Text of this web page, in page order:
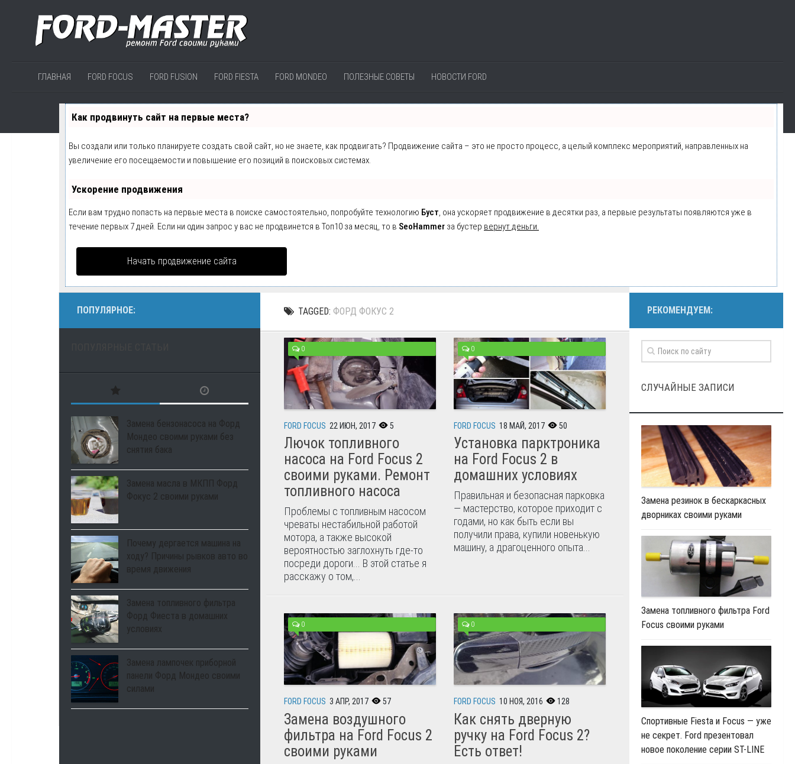
ГЛАВНАЯ FORD FOCUS FORD FUSION FORD FIESTA FORD MONDEO ПОЛЕЗНЫЕ СОВЕТЫ НОВОСТИ FORD
Как продвинуть сайт на первые места?
Вы создали или только планируете создать свой сайт, но не знаете, как продвигать? Продвижение сайта – это не просто процесс, а целый комплекс мероприятий, направленных на
увеличение его посещаемости и повышение его позиций в поисковых системах.
Ускорение продвижения
Если вам трудно попасть на первые места в поиске самостоятельно, попробуйте технологию Буст, она ускоряет продвижение в десятки раз, а первые результаты появляются уже в
течение первых 7 дней. Если ни один запрос у вас не продвинется в Топ10 за месяц, то в SeoHammer за бустер вернут деньги.
Начать продвижение сайта
TAGGED: ФОРД ФОКУС 2
0
FORD FOCUS 22 ИЮН, 2017 5
Лючок топливного
насоса на Ford Focus 2
своими руками. Ремонт
топливного насоса
Проблемы с топливным насосом
чреваты нестабильной работой
мотора, а также высокой
вероятностью заглохнуть где-то
посреди дороги... В этой статье я
расскажу о том,...
0
FORD FOCUS 18 МАЙ, 2017 50
Установка парктроника
на Ford Focus 2 в
домашних условиях
Правильная и безопасная парковка
— мастерство, которое приходит с
годами, но как быть если вы
получили права, купили новенькую
машину, а драгоценного опыта...
0
FORD FOCUS 3 АПР, 2017 57
Замена воздушного
фильтра на Ford Focus 2
своими руками
0
FORD FOCUS 10 НОЯ, 2016 128
Как снять дверную
ручку на Ford Focus 2?
Есть ответ!
ПОПУЛЯРНОЕ:
Замена бензонасоса на Форд
Мондео своими руками без
снятия бака
Замена масла в МКПП Форд
Фокус 2 своими руками
Почему дергается машина на
ходу? Причины рывков авто во
время движения
Замена топливного фильтра
Форд Фиеста в домашних
условиях
Замена лампочек приборной
панели Форд Мондео своими
силами
РЕКОМЕНДУЕМ:
СЛУЧАЙНЫЕ ЗАПИСИ
Замена резинок в бескаркасных
дворниках своими руками
Замена топливного фильтра Ford
Focus своими руками
Спортивные Fiesta и Focus — уже
не секрет. Ford презентовал
новое поколение серии ST-LINE